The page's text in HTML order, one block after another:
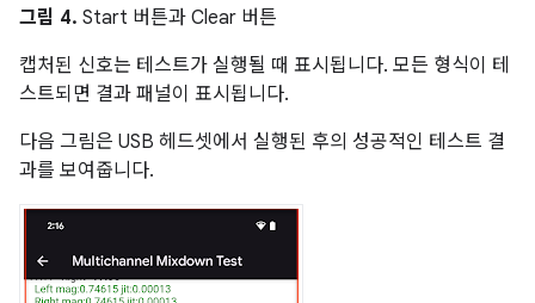
그림 4. Start 버튼과 Clear 버튼
캡처된 신호는 테스트가 실행될 때 표시됩니다. 모든 형식이 테
스트되면 결과 패널이 표시됩니다.
다음 그림은 USB 헤드셋에서 실행된 후의 성공적인 테스트 결
과를 보여줍니다.